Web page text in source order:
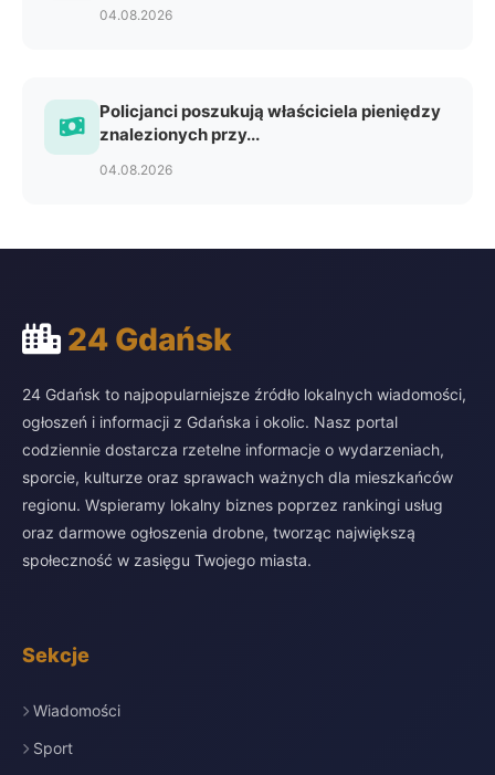
04.08.2026
Policjanci poszukują właściciela pieniędzy
znalezionych przy...
04.08.2026
24 Gdańsk
24 Gdańsk to najpopularniejsze źródło lokalnych wiadomości,
ogłoszeń i informacji z Gdańska i okolic. Nasz portal
codziennie dostarcza rzetelne informacje o wydarzeniach,
sporcie, kulturze oraz sprawach ważnych dla mieszkańców
regionu. Wspieramy lokalny biznes poprzez rankingi usług
oraz darmowe ogłoszenia drobne, tworząc największą
społeczność w zasięgu Twojego miasta.
Sekcje
Wiadomości
Sport